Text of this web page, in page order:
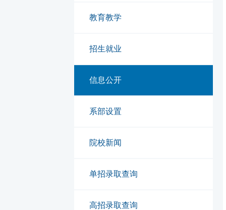
教育教学
招生就业
信息公开
系部设置
院校新闻
单招录取查询
高招录取查询